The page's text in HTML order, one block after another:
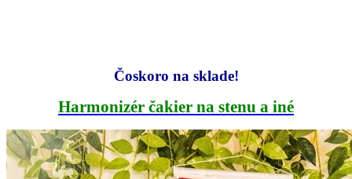
Čoskoro na sklade!
Harmonizér čakier na stenu a iné